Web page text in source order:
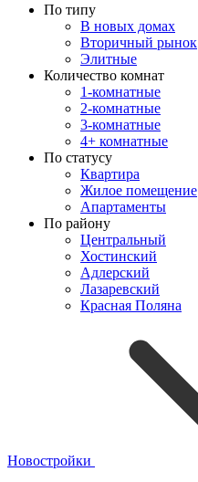
По типу
В новых домах
Вторичный рынок
Элитные
Количество комнат
1-комнатные
2-комнатные
3-комнатные
4+ комнатные
По статусу
Квартира
Жилое помещение
Апартаменты
По району
Центральный
Хостинский
Адлерский
Лазаревский
Красная Поляна
Новостройки